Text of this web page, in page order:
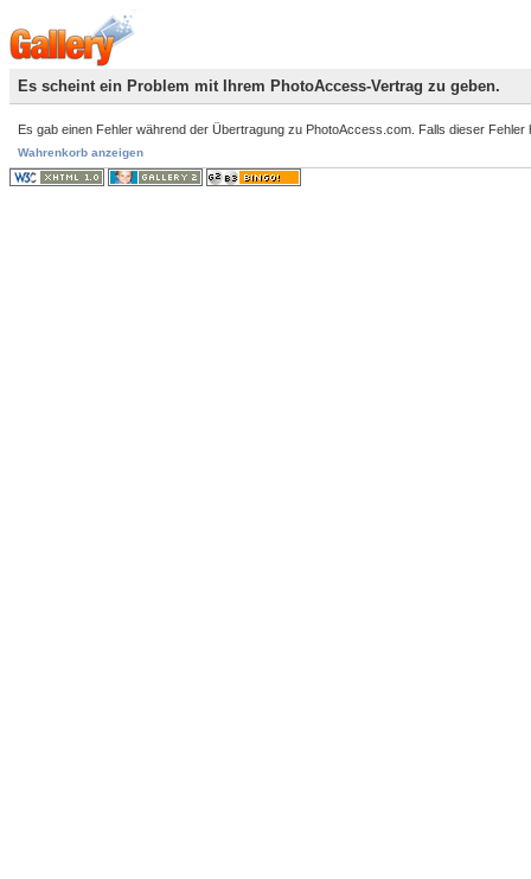
Es scheint ein Problem mit Ihrem PhotoAccess-Vertrag zu geben.
Es gab einen Fehler während der Übertragung zu PhotoAccess.com. Falls dieser
Wahrenkorb anzeigen